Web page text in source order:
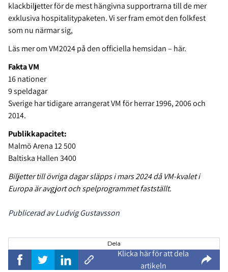
klackbiljetter för de mest hängivna supportrarna till de mer
exklusiva hospitalitypaketen. Vi ser fram emot den folkfest
som nu närmar sig,
Läs mer om VM2024 på den officiella hemsidan – här.
Fakta VM
16 nationer
9 speldagar
Sverige har tidigare arrangerat VM för herrar 1996, 2006 och
2014.
Publikkapacitet:
Malmö Arena 12 500
Baltiska Hallen 3400
Biljetter till övriga dagar släpps i mars 2024 då VM-kvalet i
Europa är avgjort och spelprogrammet fastställt.
Publicerad av Ludvig Gustavsson
Dela
Klicka här för att dela
artikeln